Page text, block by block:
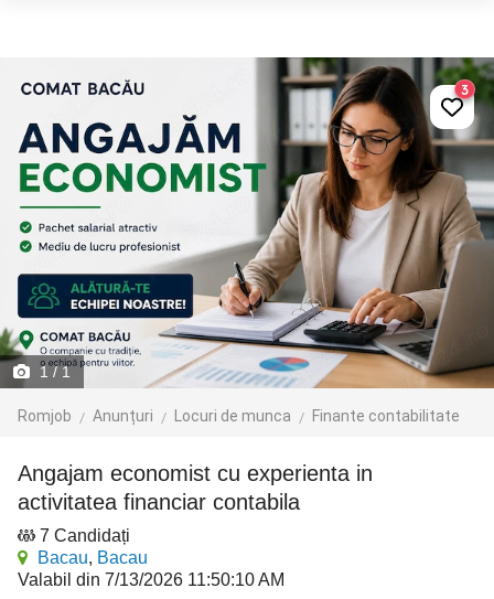
1 / 1
Romjob Anunțuri Locuri de munca Finante contabilitate
3
Angajam economist cu experienta in
activitatea financiar contabila
7 Candidați
Bacau, Bacau
Valabil din 7/13/2026 11:50:10 AM